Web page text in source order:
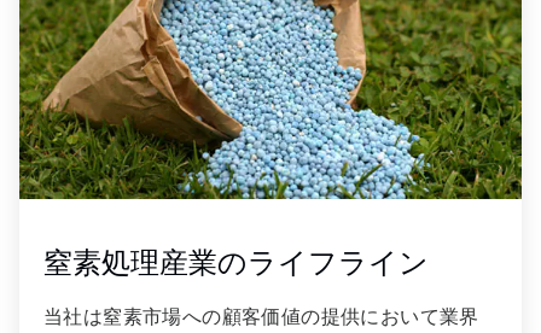
窒素処理産業のライフライン
当社は窒素市場への顧客価値の提供において業界